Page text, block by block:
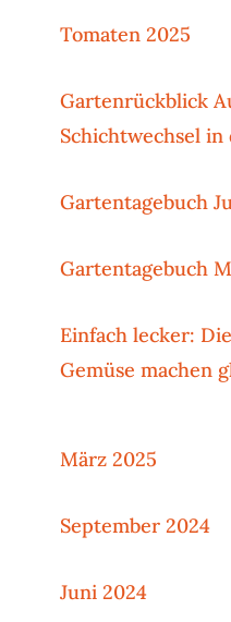
Tomaten 2025
Gartenrückblick
Schichtwechsel in
Gartentagebuch
Gartentagebuch
Einfach lecker:
Gemüse machen
März 2025
September 2024
Juni 2024